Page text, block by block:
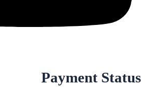
Payment Status